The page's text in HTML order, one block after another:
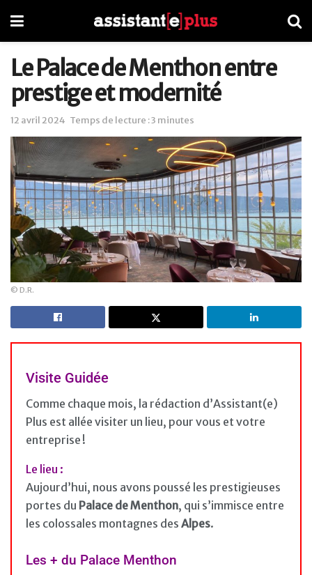
Le Palace de Menthon entre
prestige et modernité
12 avril 2024 Temps de lecture : 3 minutes
© D.R.
Visite Guidée
Comme chaque mois, la rédaction d’Assistant(e)
Plus est allée visiter un lieu, pour vous et votre
entreprise !
Le lieu :
Aujourd’hui, nous avons poussé les prestigieuses
portes du Palace de Menthon, qui s’immisce entre
les colossales montagnes des Alpes.
Les + du Palace Menthon